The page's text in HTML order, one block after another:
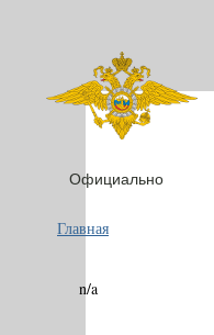
Официально
Главная
n/a